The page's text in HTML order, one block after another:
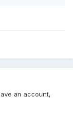
an account,